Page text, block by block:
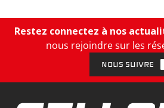
t
V
D
Restez connectez à nos
nous rejoindre sur les
NOUS SUIVRE